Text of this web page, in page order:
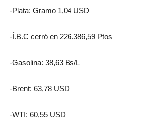
-Plata: Gramo 1,04 USD
-Í.B.C cerró en 226.386,59 Ptos
-Gasolina: 38,63 Bs/L
-Brent: 63,78 USD
-WTI: 60,55 USD